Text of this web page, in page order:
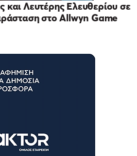
Λευτέρης Ελευθερίου σε
στο Allwyn Game